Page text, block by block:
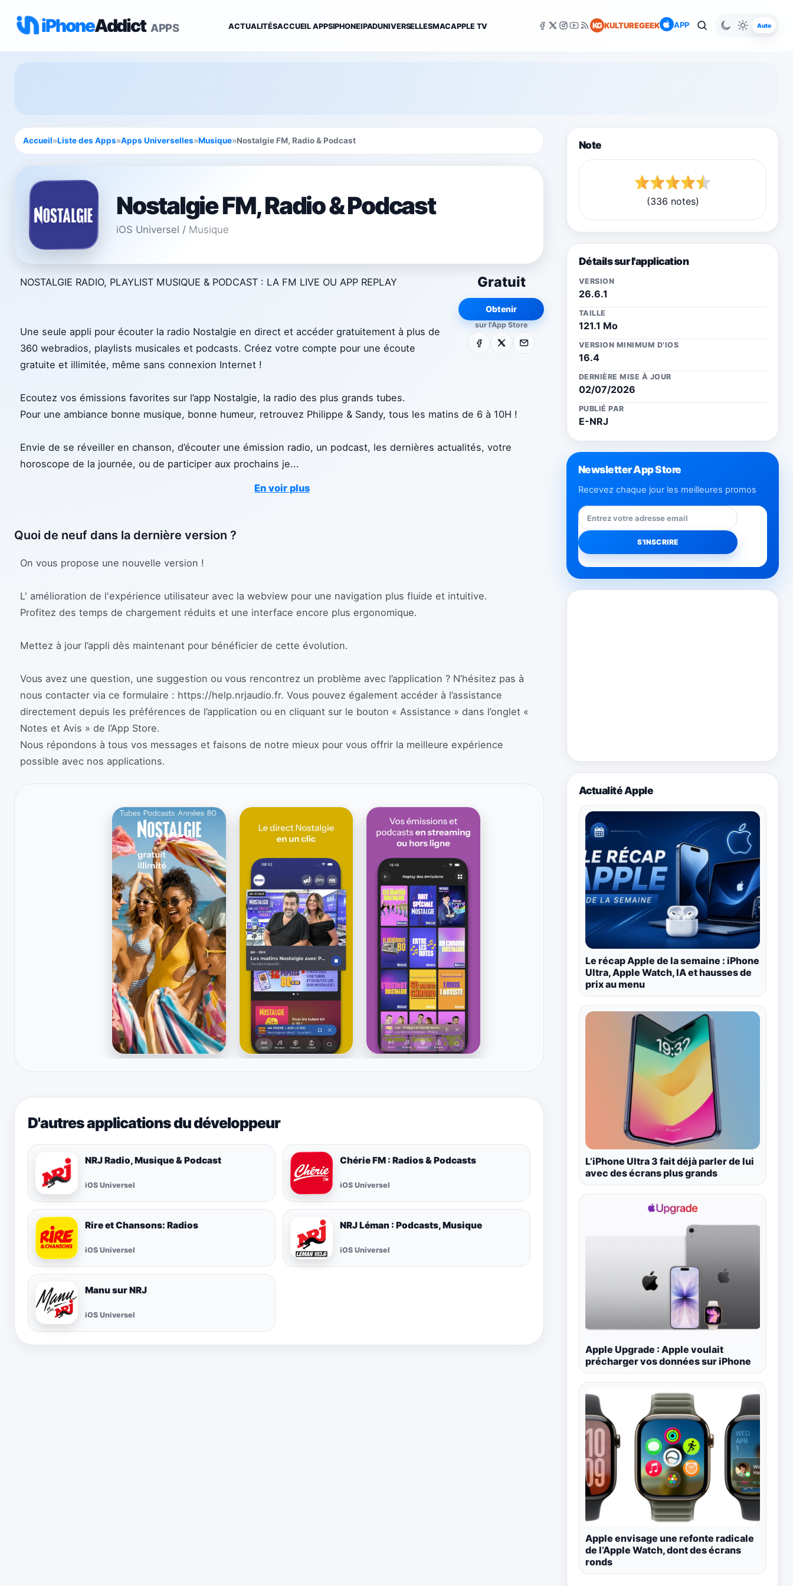
iPhoneAddict APPS ACTUALITÉSACCUEIL APPSIPHONEIPADUNIVERSELLESMACAPPLE TV KG KULTUREGEEK APP Auto
Accueil»Liste des Apps»Apps Universelles»Musique»Nostalgie FM, Radio & Podcast
Nostalgie FM, Radio & Podcast
iOS Universel / Musique
Gratuit
Obtenir
sur l'App Store
Facebook E-mail
NOSTALGIE RADIO, PLAYLIST MUSIQUE & PODCAST : LA FM LIVE OU APP REPLAY
Une seule appli pour écouter la radio Nostalgie en direct et accéder gratuitement à plus de
360 webradios, playlists musicales et podcasts. Créez votre compte pour une écoute
gratuite et illimitée, même sans connexion Internet !
Ecoutez vos émissions favorites sur l’app Nostalgie, la radio des plus grands tubes.
Pour une ambiance bonne musique, bonne humeur, retrouvez Philippe & Sandy, tous les matins de 6 à 10H !
Envie de se réveiller en chanson, d’écouter une émission radio, un podcast, les dernières actualités, votre
horoscope de la journée, ou de participer aux prochains je...
En voir plus
Quoi de neuf dans la dernière version ?
On vous propose une nouvelle version !
L' amélioration de l'expérience utilisateur avec la webview pour une navigation plus fluide et intuitive.
Profitez des temps de chargement réduits et une interface encore plus ergonomique.
Mettez à jour l’appli dès maintenant pour bénéficier de cette évolution.
Vous avez une question, une suggestion ou vous rencontrez un problème avec l’application ? N’hésitez pas à
nous contacter via ce formulaire : https://help.nrjaudio.fr. Vous pouvez également accéder à l’assistance
directement depuis les préférences de l’application ou en cliquant sur le bouton « Assistance » dans l’onglet «
Notes et Avis » de l’App Store.
Nous répondons à tous vos messages et faisons de notre mieux pour vous offrir la meilleure expérience
possible avec nos applications.
D'autres applications du développeur
NRJ Radio, Musique & Podcast
iOS Universel
Chérie FM : Radios & Podcasts
iOS Universel
Rire et Chansons: Radios
iOS Universel
NRJ Léman : Podcasts, Musique
iOS Universel
Manu sur NRJ
iOS Universel
Note
(336 notes)
Détails sur l'application
VERSION
26.6.1
TAILLE
121.1 Mo
VERSION MINIMUM D'IOS
16.4
DERNIÈRE MISE À JOUR
02/07/2026
PUBLIÉ PAR
E-NRJ
Newsletter App Store
Recevez chaque jour les meilleures promos
Actualité Apple
Le récap Apple de la semaine : iPhone
Ultra, Apple Watch, IA et hausses de
prix au menu
L’iPhone Ultra 3 fait déjà parler de lui
avec des écrans plus grands
Apple Upgrade : Apple voulait
précharger vos données sur iPhone
Apple envisage une refonte radicale
de l’Apple Watch, dont des écrans
ronds